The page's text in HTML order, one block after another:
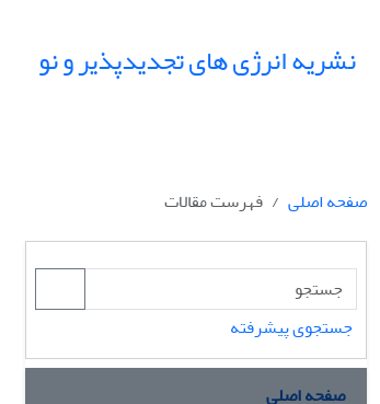
نشریه انرژی های تجدیدپذیر و نو
صفحه اصلی
فهرست مقالات
جستجوی پیشرفته
صفحه اصلی